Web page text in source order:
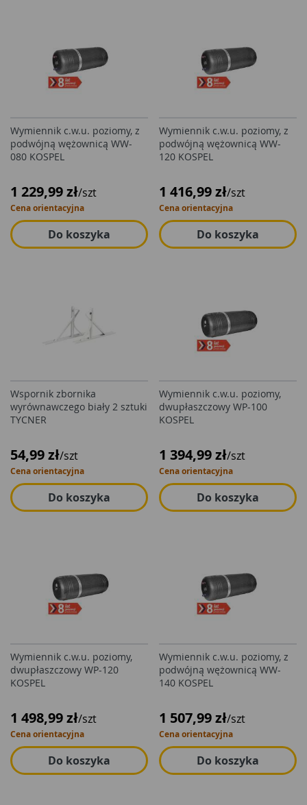
Wymiennik c.w.u. poziomy, z
podwójną wężownicą WW-
080 KOSPEL
1 229,99 zł/szt
Cena orientacyjna
Do koszyka
Wymiennik c.w.u. poziomy, z
podwójną wężownicą WW-
120 KOSPEL
1 416,99 zł/szt
Cena orientacyjna
Do koszyka
Wspornik zbornika
wyrównawczego biały 2 sztuki
TYCNER
54,99 zł/szt
Cena orientacyjna
Do koszyka
Wymiennik c.w.u. poziomy,
dwupłaszczowy WP-100
KOSPEL
1 394,99 zł/szt
Cena orientacyjna
Do koszyka
Wymiennik c.w.u. poziomy,
dwupłaszczowy WP-120
KOSPEL
1 498,99 zł/szt
Cena orientacyjna
Do koszyka
Wymiennik c.w.u. poziomy, z
podwójną wężownicą WW-
140 KOSPEL
1 507,99 zł/szt
Cena orientacyjna
Do koszyka